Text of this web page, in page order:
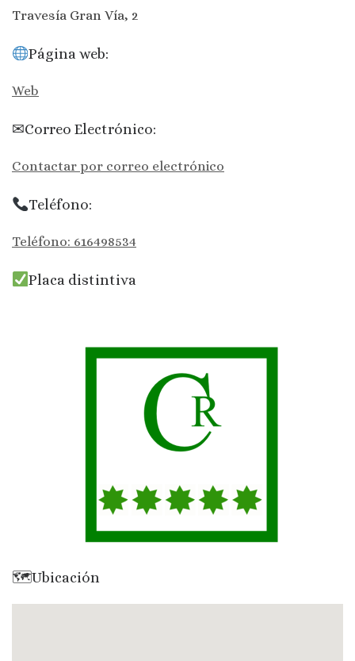
Travesía Gran Vía, 2
Página web:
Web
✉Correo Electrónico:
Contactar por correo electrónico
Teléfono:
Teléfono: 616498534
Placa distintiva
🗺Ubicación